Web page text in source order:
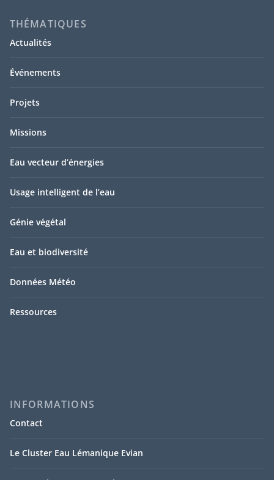
THÉMATIQUES
Actualités
Événements
Projets
Missions
Eau vecteur d’énergies
Usage intelligent de l’eau
Génie végétal
Eau et biodiversité
Données Météo
Ressources
INFORMATIONS
Contact
Le Cluster Eau Lémanique Evian